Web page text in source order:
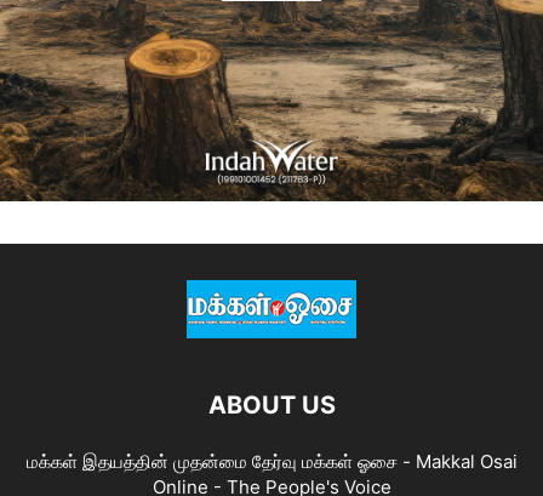
ABOUT US
மக்கள் இதயத்தின் முதன்மை தேர்வு மக்கள் ஓசை - Makkal Osai
Online - The People's Voice